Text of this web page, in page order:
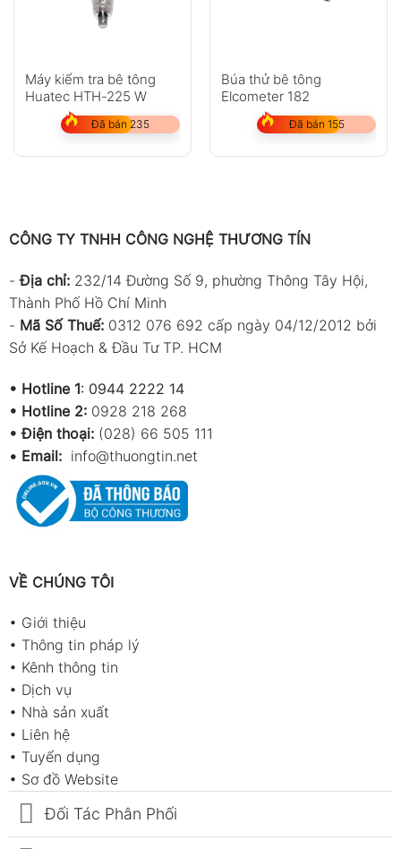
Máy kiểm tra bê tông
Huatec HTH-225 W
Đã bán 235
Búa thử bê tông
Elcometer 182
Đã bán 155
CÔNG TY TNHH CÔNG NGHỆ THƯƠNG TÍN
-Địa chỉ: 232/14 Đường Số 9, phường Thông Tây Hội,
Thành Phố Hồ Chí Minh
- Mã Số Thuế: 0312 076 692 cấp ngày 04/12/2012 bởi
Sở Kế Hoạch & Đầu Tư TP. HCM
• Hotline 1: 0944 2222 14
• Hotline 2: 0928 218 268
• Điện thoại: (028) 66 505 111
• Email: info@thuongtin.net
VỀ CHÚNG TÔI
• Giới thiệu
• Thông tin pháp lý
• Kênh thông tin
• Dịch vụ
• Nhà sản xuất
• Liên hệ
• Tuyển dụng
• Sơ đồ Website
Đối Tác Phân Phối